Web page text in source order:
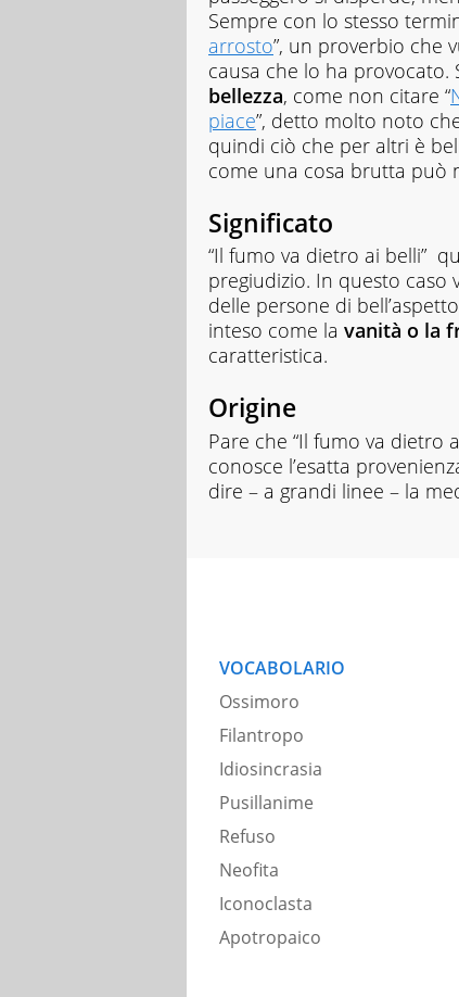
Sempre con lo stesso
arrosto”, un proverbio che
causa che lo ha provocato.
bellezza, come non citare “
piace”, detto molto noto
quindi ciò che per altri è
come una cosa brutta può
Significato
“Il fumo va dietro ai belli”
pregiudizio. In questo
delle persone di
inteso come la vanità o la
caratteristica.
Origine
Pare che “Il fumo va dietro
conosce l’esatta
dire – a grandi linee – la
VOCABOLARIO
Ossimoro
Filantropo
Idiosincrasia
Pusillanime
Refuso
Neofita
Iconoclasta
Apotropaico